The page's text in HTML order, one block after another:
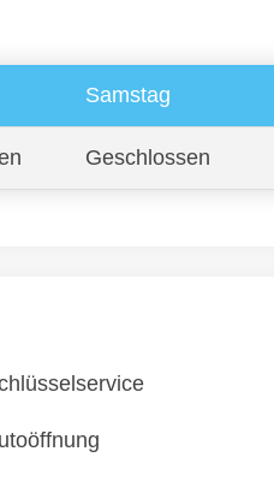
Samstag
Geschlossen